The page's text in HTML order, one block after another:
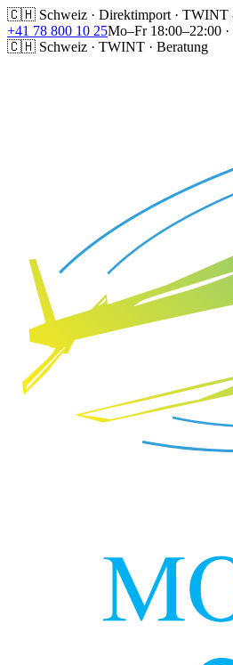
🇨🇭 Schweiz · Direktimport · TWINT
+41 78 800 10 25Mo–Fr 18:00–22:00
🇨🇭 Schweiz · TWINT · Beratung